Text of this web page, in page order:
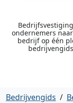
ondernemers
bedrijf op één
Bedrijvengids /